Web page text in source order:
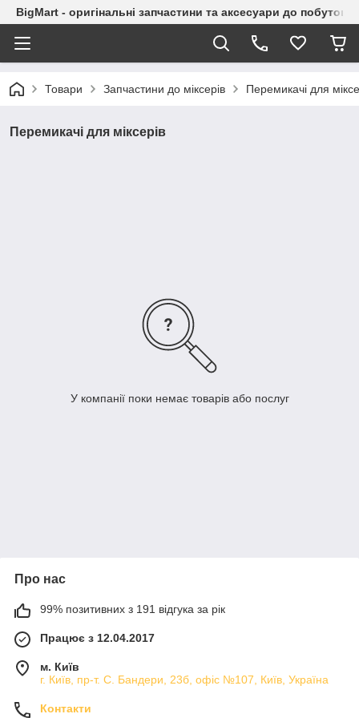
BigMart - оригінальні запчастини та аксесуари до побутової
Товари Запчастини до міксерів Перемикачі для
Перемикачі для міксерів
У компанії поки немає товарів або послуг
Про нас
99% позитивних з 191 відгука за рік
Працює з 12.04.2017
м. Київ
г. Київ, пр-т. С. Бандери, 23б, офіс №107, Київ, Україна
Контакти